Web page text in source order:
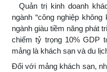
Quản trị kinh doanh
ngành “công nghiệp không
ngành giàu tiềm năng phát
chiếm tỷ trọng 10% GDP
mảng là khách sạn và du
Đối với mảng khách sạn,